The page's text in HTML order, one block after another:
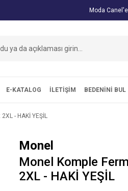
Moda
E-KATALOG İLETİŞİM BEDENİNİ BUL
- HAKİ YEŞİL
Monel
Monel Komple
2XL - HAKİ YEŞİL